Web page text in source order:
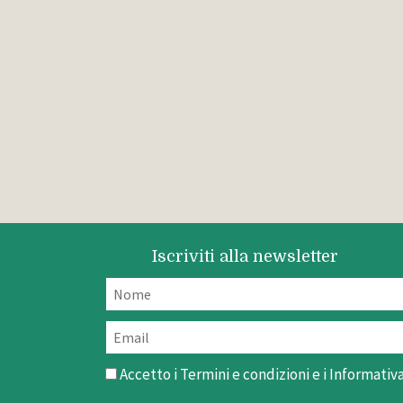
Iscriviti alla newsletter
Accetto iTermini e condizionie i